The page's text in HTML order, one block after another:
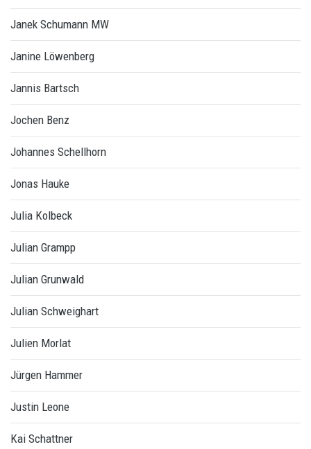
Janek Schumann MW
Janine Löwenberg
Jannis Bartsch
Jochen Benz
Johannes Schellhorn
Jonas Hauke
Julia Kolbeck
Julian Grampp
Julian Grunwald
Julian Schweighart
Julien Morlat
Jürgen Hammer
Justin Leone
Kai Schattner